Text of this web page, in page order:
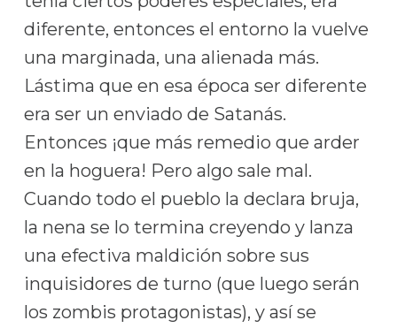
diferente, entonces el entorno la vuelve
una marginada, una alienada más.
Lástima que en esa época ser diferente
era ser un enviado de Satanás.
Entonces ¡que más remedio que arder
en la hoguera! Pero algo sale mal.
Cuando todo el pueblo la declara bruja,
la nena se lo termina creyendo y lanza
una efectiva maldición sobre sus
inquisidores de turno (que luego serán
los zombis protagonistas), y así se